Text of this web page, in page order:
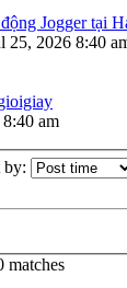
Jogger tại
25, 2026 8:40
am
by:
matches